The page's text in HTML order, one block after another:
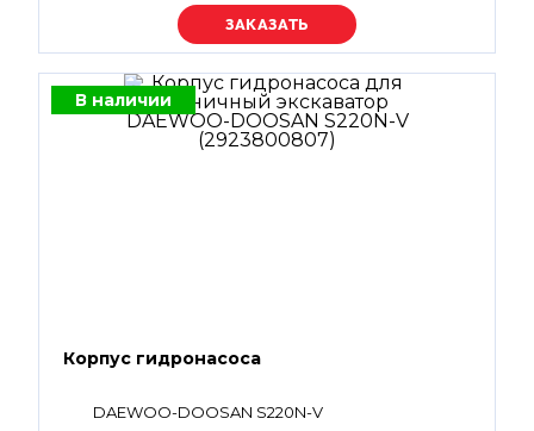
Уточняйте цену
В наличии
Корпус гидронасоса
DAEWOO-DOOSAN S220N-V